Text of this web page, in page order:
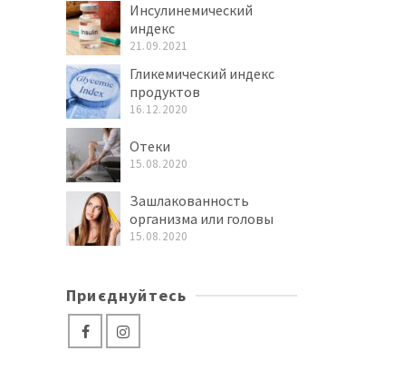
Инсулинемический
индекс
21.09.2021
Гликемический индекс
продуктов
16.12.2020
Отеки
15.08.2020
Зашлакованность
организма или головы
15.08.2020
Приєднуйтесь